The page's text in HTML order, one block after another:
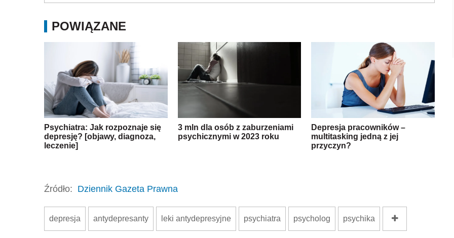
POWIĄZANE
Psychiatra: Jak rozpoznaje się
depresję? [objawy, diagnoza,
leczenie]
3 mln dla osób z zaburzeniami
psychicznymi w 2023 roku
Depresja pracowników –
multitasking jedną z jej
przyczyn?
Źródło: Dziennik Gazeta Prawna
depresja antydepresanty leki antydepresyjne psychiatra psycholog psychika